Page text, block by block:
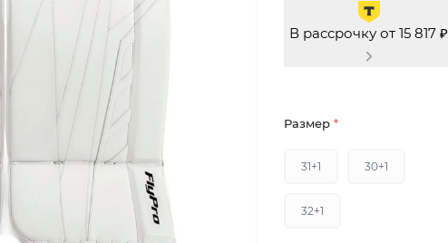
В рассрочку от 15 817 ₽
Размер *
31+1 30+1
32+1